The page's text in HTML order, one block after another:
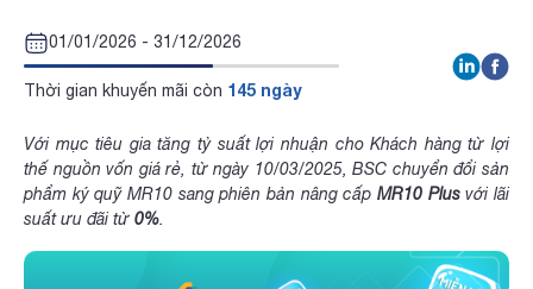
01/01/2026 - 31/12/2026
Thời gian khuyến mãi còn 145 ngày
Với mục tiêu gia tăng tỷ suất lợi nhuận cho Khách hàng từ lợi
thế nguồn vốn giá rẻ, từ ngày 10/03/2025, BSC chuyển đổi sản
phẩm ký quỹ MR10 sang phiên bản nâng cấp MR10 Plusvới lãi
suất ưu đãi từ 0%.